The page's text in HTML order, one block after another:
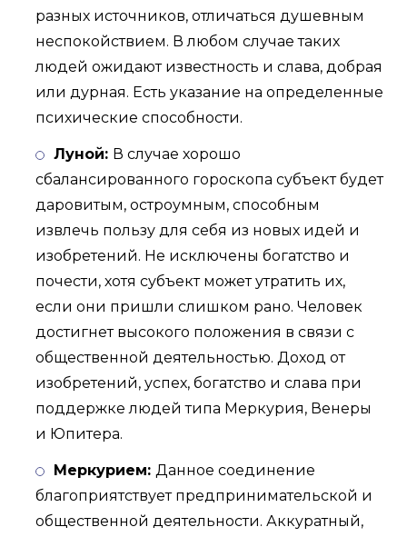
разных источников, отличаться душевным
неспокойствием. В любом случае таких
людей ожидают известность и слава, добрая
или дурная. Есть указание на определенные
психические способности.
Луной: В случае хорошо
сбалансированного гороскопа субъект будет
даровитым, остроумным, способным
извлечь пользу для себя из новых идей и
изобретений. Не исключены богатство и
почести, хотя субъект может утратить их,
если они пришли слишком рано. Человек
достигнет высокого положения в связи с
общественной деятельностью. Доход от
изобретений, успех, богатство и слава при
поддержке людей типа Меркурия, Венеры
и Юпитера.
Меркурием: Данное соединение
благоприятствует предпринимательской и
общественной деятельности. Аккуратный,